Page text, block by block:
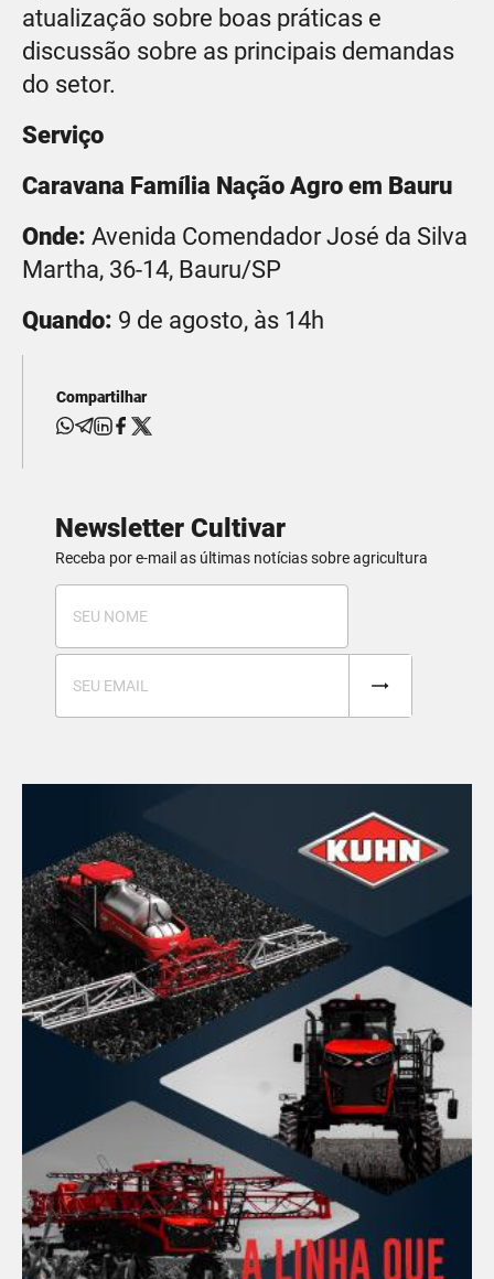
atualização sobre boas práticas e
discussão sobre as principais demandas
do setor.
Serviço
Caravana Família Nação Agro em Bauru
Onde: Avenida Comendador José da Silva
Martha, 36-14, Bauru/SP
Quando: 9 de agosto, às 14h
Compartilhar
Newsletter Cultivar
Receba por e-mail as últimas notícias sobre agricultura